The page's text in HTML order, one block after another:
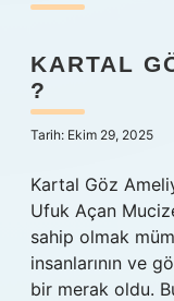
Yasal Uyarı
Hakkımızda
KARTAL
?
Tarih: Ekim 29, 2025
Kartal Göz
Ufuk Açan
sahip olmak
insanlarının ve
bir merak oldu.